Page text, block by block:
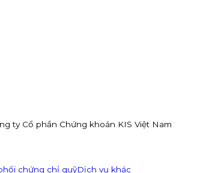
ty Cổ phần Chứng khoán KIS Việt Nam
chứng chỉ quỹDịch vụ khác